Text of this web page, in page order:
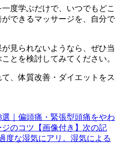
度学ぶだけで、いつでもどこ
できるマッサージを、自分で
見られないようなら、ぜひ当
とを検討してみてください。
、体質改善・ダイエットをス
｜偏頭痛・緊張型頭痛をやわ
のコツ【画像付き】 次の記
度な湿気にアリ。湿気による